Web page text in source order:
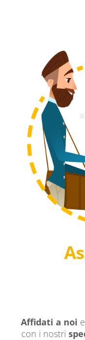
Affidati a noi
con i nostri